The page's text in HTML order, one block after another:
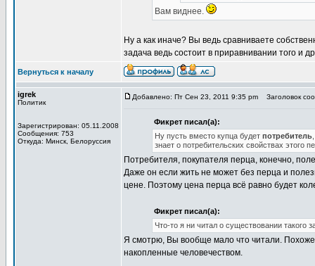
Вам виднее.
Ну а как иначе? Вы ведь сравниваете
задача ведь состоит в приравнивании того и
Вернуться к началу
igrek
Политик
Зарегистрирован: 05.11.2008
Сообщения: 753
Откуда: Минск, Белоруссия
Добавлено: Пт Сен 23, 2011 9:35 pm Заголовок
Фикрет писал(а):
Ну пусть вместо купца будет потребитель
знает о потребительских свойствах этого
Потребителя, покупателя перца, конечно,
Даже он если жить не может без перца и
цене. Поэтому цена перца всё равно будет
Фикрет писал(а):
Что-то я ни читал о существовании такого
Я смотрю, Вы вообще мало что читали.
накопленные человечеством.